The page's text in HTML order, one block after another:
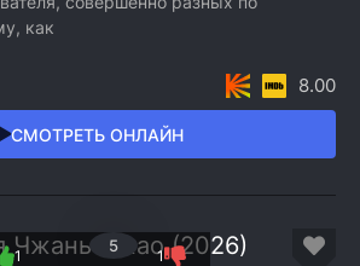
как
СМОТРЕТЬ ОНЛАЙН
8.00
Чжань Чжао (2026)
5
1 1